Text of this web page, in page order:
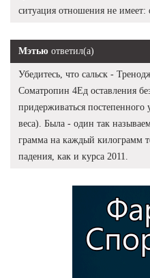
ситуация отношения не имеет:
Мэтью ответил(а)
Убедитесь, что сальск -
Cоматропин 4Ед оставления
придерживаться постепенного
веса). Была - один так
грамма на каждый килограмм
падения, как и курса 2011.